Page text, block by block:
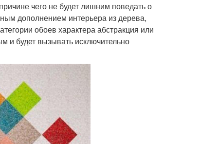
чего не будет лишним поведать о
дополнением интерьера из дерева,
обоев характера абстракция или
и будет вызывать исключительно